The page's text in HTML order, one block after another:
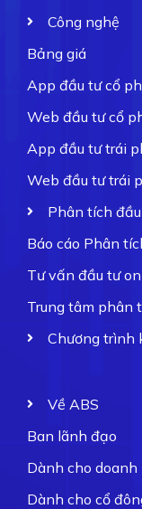
Công nghệ
Bảng giá
App đầu tư cổ
Web đầu tư cổ
App đầu tư trái
Web đầu tư trái
Phân tích
Báo cáo Phân
Tư vấn đầu tư
Trung tâm phân
Chương trình
Về ABS
Ban lãnh đạo
Dành cho doanh
Dành cho cổ